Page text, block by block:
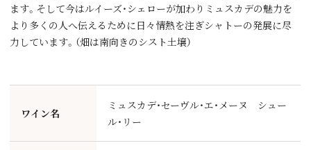
ます。そして今はルイーズ・シェローが加わりミュスカデの魅力を
より多くの人へ伝えるために日々情熱を注ぎシャトーの発展に尽
力しています。（畑は南向きのシスト土壌）
ワイン名
ミュスカデ・セーヴル・エ・メーヌ シュー
ル・リー